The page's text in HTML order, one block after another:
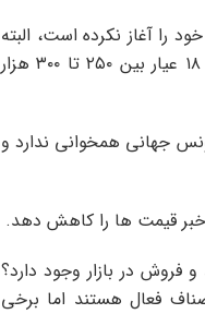
آغاز نکرده است، البته
از ابتدای سال شاهد افزایش قیمت سکه حدود ۷ میلیون تومان هستیم. هر گرم طلای ۱۸ عیار بین ۲۵۰ تا ۳۰۰ هزار
جهانی همخوانی ندارد و
قیمت ها را کاهش دهد.
فروش در بازار وجود دارد؟
فعال هستند اما برخی